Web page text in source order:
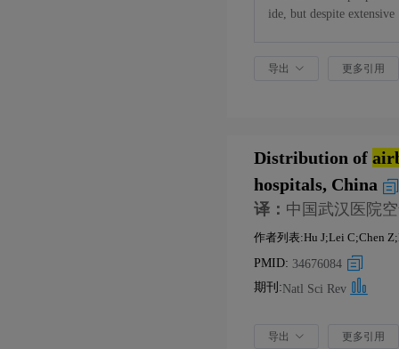
ide, but despite
oral data related to
n a poorly ventilated
generation rate of the
e day, indicating a time-
导出 更多引用
Distribution of
hospitals, China
译： 中国武汉医院
作者列表:Hu J;Lei C;Chen
PMID: 34676084
期刊:Natl Sci Rev
导出 更多引用